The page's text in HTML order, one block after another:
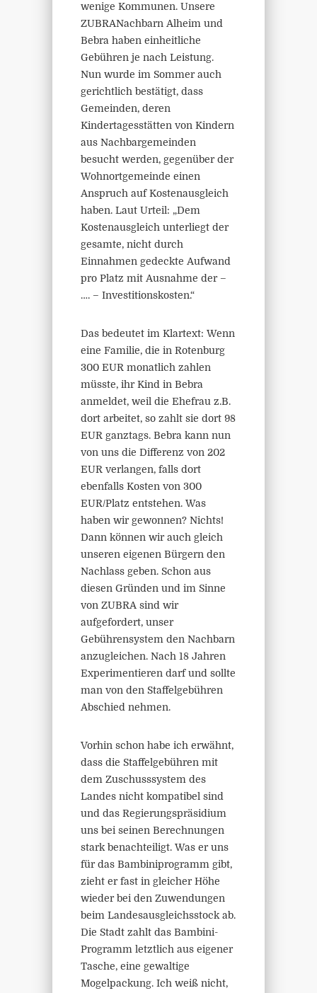
wenige Kommunen. Unsere
ZUBRANachbarn Alheim und
Bebra haben einheitliche
Gebühren je nach Leistung.
Nun wurde im Sommer auch
gerichtlich bestätigt, dass
Gemeinden, deren
Kindertagesstätten von Kindern
aus Nachbargemeinden
besucht werden, gegenüber der
Wohnortgemeinde einen
Anspruch auf Kostenausgleich
haben. Laut Urteil: „Dem
Kostenausgleich unterliegt der
gesamte, nicht durch
Einnahmen gedeckte Aufwand
pro Platz mit Ausnahme der –
…. – Investitionskosten.“
Das bedeutet im Klartext: Wenn
eine Familie, die in Rotenburg
300 EUR monatlich zahlen
müsste, ihr Kind in Bebra
anmeldet, weil die Ehefrau z.B.
dort arbeitet, so zahlt sie dort 98
EUR ganztags. Bebra kann nun
von uns die Differenz von 202
EUR verlangen, falls dort
ebenfalls Kosten von 300
EUR/Platz entstehen. Was
haben wir gewonnen? Nichts!
Dann können wir auch gleich
unseren eigenen Bürgern den
Nachlass geben. Schon aus
diesen Gründen und im Sinne
von ZUBRA sind wir
aufgefordert, unser
Gebührensystem den Nachbarn
anzugleichen. Nach 18 Jahren
Experimentieren darf und sollte
man von den Staffelgebühren
Abschied nehmen.
Vorhin schon habe ich erwähnt,
dass die Staffelgebühren mit
dem Zuschusssystem des
Landes nicht kompatibel sind
und das Regierungspräsidium
uns bei seinen Berechnungen
stark benachteiligt. Was er uns
für das Bambiniprogramm gibt,
zieht er fast in gleicher Höhe
wieder bei den Zuwendungen
beim Landesausgleichsstock ab.
Die Stadt zahlt das Bambini-
Programm letztlich aus eigener
Tasche, eine gewaltige
Mogelpackung. Ich weiß nicht,